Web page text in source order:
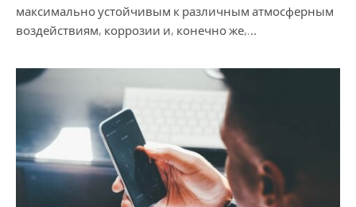
максимально устойчивым к различным атмосферным
воздействиям, коррозии и, конечно же,…